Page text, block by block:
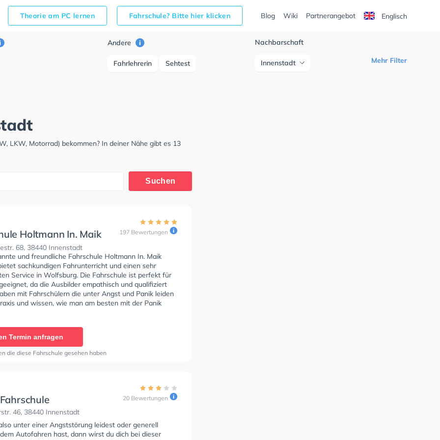
Theorie am PC lernen Fahrschule? Bitte hier klicken Blog Wiki Partnerangebot Englisch
Andere
Fahrlehrerin Sehtest
Nachbarschaft
Innenstadt Mehr Filter
LKW, Motorrad) bekommen? In deiner Nähe gibt es 13
Suchen
Holtmann In. Maik
68, 38440 Innenstadt
197 Bewertungen
und freundliche Fahrschule Holtmann In. Maik
sachkundigen Fahrunterricht und einen sehr
Service in Wolfsburg. Die Fahrschule ist perfekt für
da die Ausbilder empathisch und qualifiziert
mit Fahrschülern die unter Angst und Panik leiden
und wissen, wie man am besten mit der Panik
umgehen soll. Letzte Bewertung: "Was mir bei
welche abwechslungsreich und manchmal auch
Durchgeführt von unterschiedlichen
so konnte man da schon mal einige
Alles war ⁠gut organisiert und die⁠ Vereinbarung der
gefühlt habe. Auf jeden Fall empfehle ich die
weiter. Um auf die 5 Sterne zu kommen, wären
auch früher am Tag wünschenswert."
Termin anfragen
die diese Fahrschule gesehen haben
46, 38440 Innenstadt
20 Bewertungen
unter einer Angststörung leidest oder generell
Autofahren hast, dann wirst du dich bei dieser